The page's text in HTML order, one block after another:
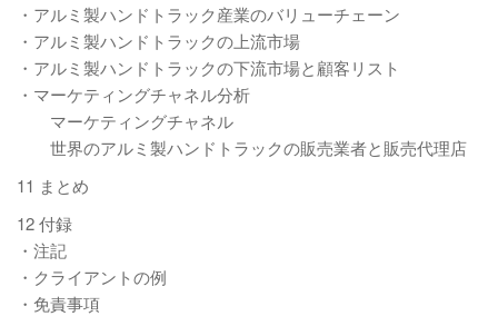
・アルミ製ハンドトラック産業のバリューチェーン
・アルミ製ハンドトラックの上流市場
・アルミ製ハンドトラックの下流市場と顧客リスト
・マーケティングチャネル分析
マーケティングチャネル
世界のアルミ製ハンドトラックの販売業者と販売代理店
11 まとめ
12 付録
・注記
・クライアントの例
・免責事項